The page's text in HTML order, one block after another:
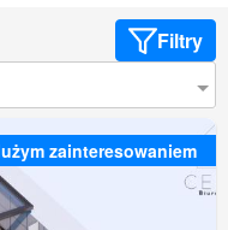
Filtry
zainteresowaniem